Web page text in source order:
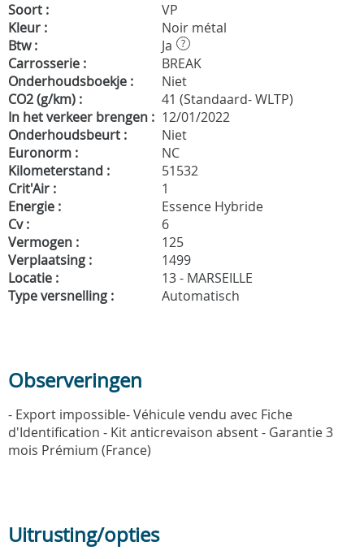
Soort :
VP
Kleur :
Noir métal
Btw :
Ja ?
Carrosserie :
BREAK
Onderhoudsboekje :
Niet
CO2 (g/km) :
41 (Standaard- WLTP)
In het verkeer brengen : 12/01/2022
Onderhoudsbeurt :
Niet
Euronorm :
NC
Kilometerstand :
51532
Crit'Air :
1
Energie :
Essence Hybride
Cv :
6
Vermogen :
125
Verplaatsing :
1499
Locatie :
13 - MARSEILLE
Type versnelling :
Automatisch
Observeringen
- Export impossible- Véhicule vendu avec Fiche
d'Identification - Kit anticrevaison absent - Garantie 3
mois Prémium (France)
Uitrusting/opties